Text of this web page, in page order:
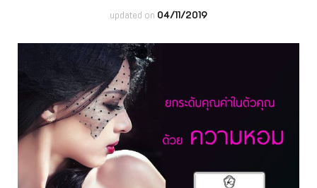
updated on 04/11/2019